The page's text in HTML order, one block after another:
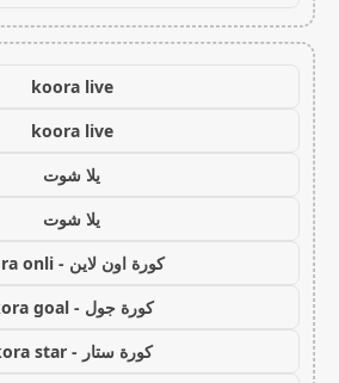
koora live
koora live
يلا شوت
يلا شوت
كورة اون لاين - kora onli
كورة جول - kora goal
كورة ستار - kora star